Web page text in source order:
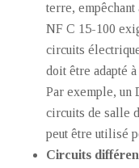
terre,
NF C 15-100
circuits
doit être adapté
Par exemple, un
circuits de salle
peut être utilisé
Circuits